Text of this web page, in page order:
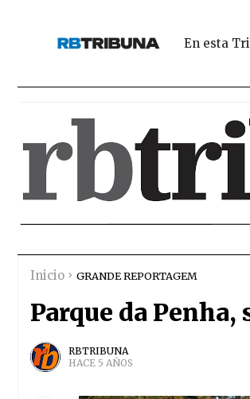
En esta
Inicio GRANDE REPORTAGEM
Parque da Penha,
RBTRIBUNA
HACE 5 AÑOS